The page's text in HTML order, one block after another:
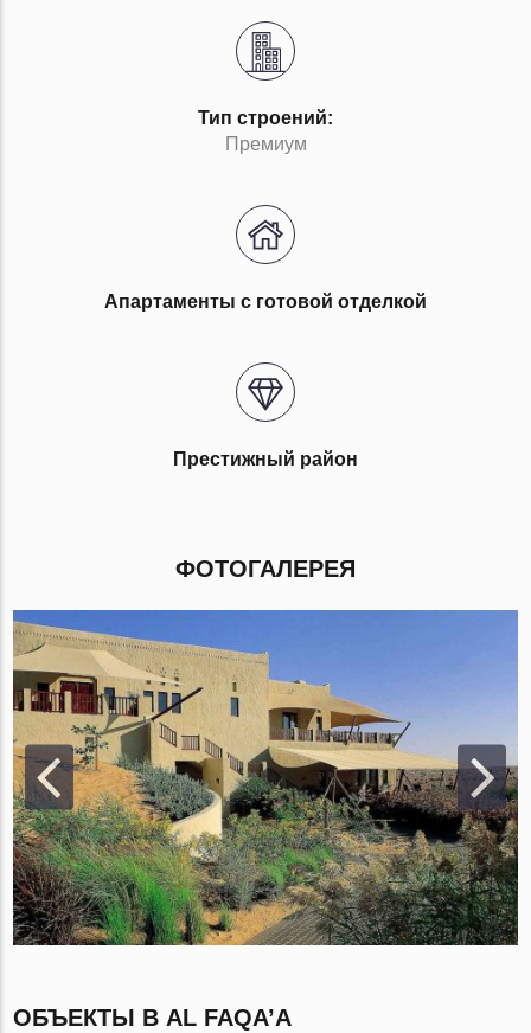
Тип строений:
Премиум
Апартаменты с готовой отделкой
Престижный район
ФОТОГАЛЕРЕЯ
ОБЪЕКТЫ В AL FAQA’A